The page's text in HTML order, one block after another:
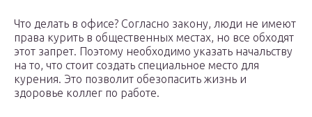
Что делать в офисе? Согласно закону, люди не имеют
права курить в общественных местах, но все обходят
этот запрет. Поэтому необходимо указать начальству
на то, что стоит создать специальное место для
курения. Это позволит обезопасить жизнь и
здоровье коллег по работе.